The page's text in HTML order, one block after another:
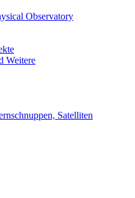
Observatory
Weitere
Satelliten